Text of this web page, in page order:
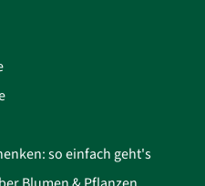
so einfach geht's